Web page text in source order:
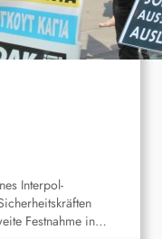
Interpol-
Festnahme in…